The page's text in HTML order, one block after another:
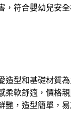
符合嬰幼兒安
型和基礎材質
軟舒適，價格
艷，造型簡單，易